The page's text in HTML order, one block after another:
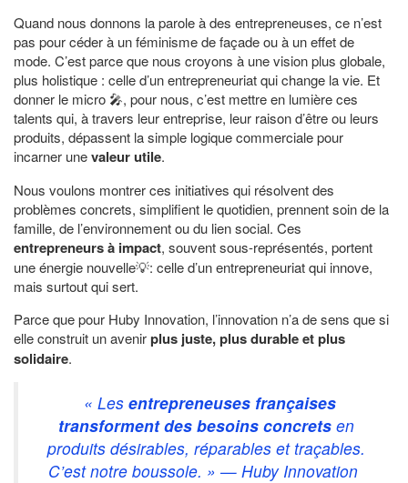
Quand nous donnons la parole à des entrepreneuses, ce n’est
pas pour céder à un féminisme de façade ou à un effet de
mode. C’est parce que nous croyons à une vision plus globale,
plus holistique : celle d’un entrepreneuriat qui change la vie. Et
donner le micro 🎤, pour nous, c’est mettre en lumière ces
talents qui, à travers leur entreprise, leur raison d’être ou leurs
produits, dépassent la simple logique commerciale pour
incarner unevaleur utile.
Nous voulons montrer ces initiatives qui résolvent des
problèmes concrets, simplifient le quotidien, prennent soin de la
famille, de l’environnement ou du lien social. Ces
entrepreneurs à impact, souvent sous-représentés, portent
une énergie nouvelle💡: celle d’un entrepreneuriat qui innove,
mais surtout qui sert.
Parce que pour Huby Innovation, l’innovation n’a de sens que si
elle construit un avenirplus juste, plus durable et plus
solidaire.
« Les entrepreneuses françaises
transforment des besoins concrets en
produits désirables, réparables et traçables.
C’est notre boussole. » — Huby Innovation